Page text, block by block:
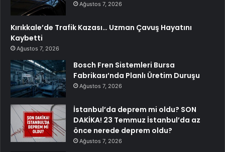
Ağustos 7, 2026
Kırıkkale’de Trafik Kazası… Uzman Çavuş Hayatını
Kaybetti
Ağustos 7, 2026
Bosch Fren Sistemleri Bursa
Fabrikası’nda Planlı Üretim Duruşu
Ağustos 7, 2026
İstanbul’da deprem mi oldu? SON
DAKİKA! 23 Temmuz İstanbul’da az
önce nerede deprem oldu?
Ağustos 7, 2026